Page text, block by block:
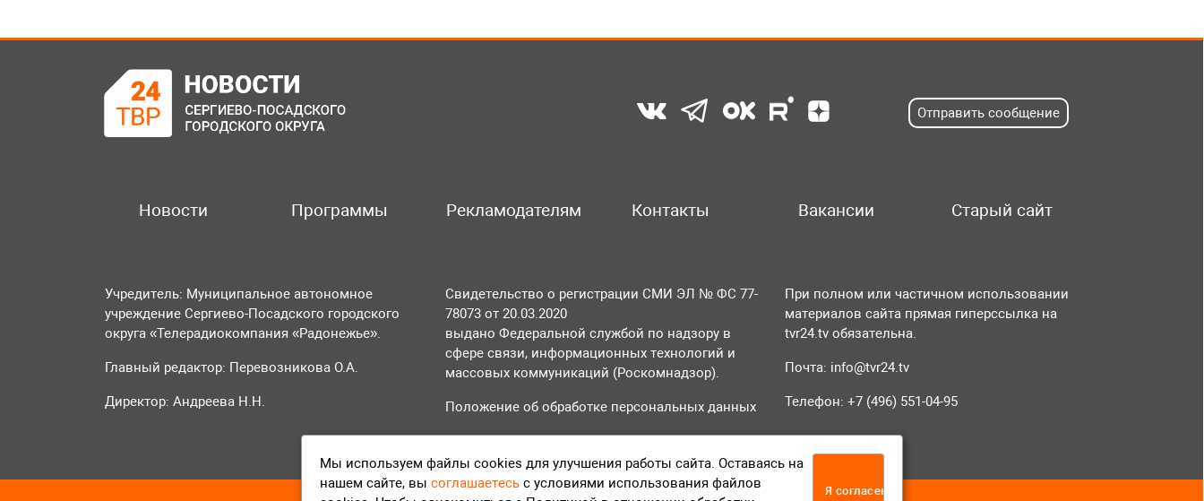
Отправить сообщение
Новости Программы Рекламодателям Контакты Вакансии Старый сайт
Учредитель: Муниципальное автономное
учреждение Сергиево-Посадского городского
округа «Телерадиокомпания «Радонежье».
Главный редактор: Перевозникова О.А.
Директор: Андреева Н.Н.
Свидетельство о регистрации СМИ ЭЛ № ФС 77-
78073 от 20.03.2020
выдано Федеральной службой по надзору в
сфере связи, информационных технологий и
массовых коммуникаций (Роскомнадзор).
Положение об обработке персональных данных
Согласие на обработку персональных данных
При полном или частичном использовании
материалов сайта прямая гиперссылка на
tvr24.tv обязательна.
Почта: info@tvr24.tv
Телефон: +7 (496) 551-04-95
Мы используем файлы cookies для улучшения работы сайта. Оставаясь на
нашем сайте, вы соглашаетесь с условиями использования файлов
Я согласен